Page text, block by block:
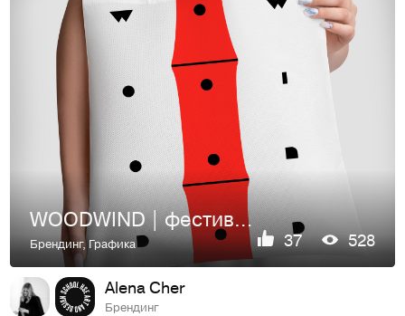
WOODWIND | фестиваль музыки ветра
Брендинг,Графика 37 528
Alena Cher
Брендинг